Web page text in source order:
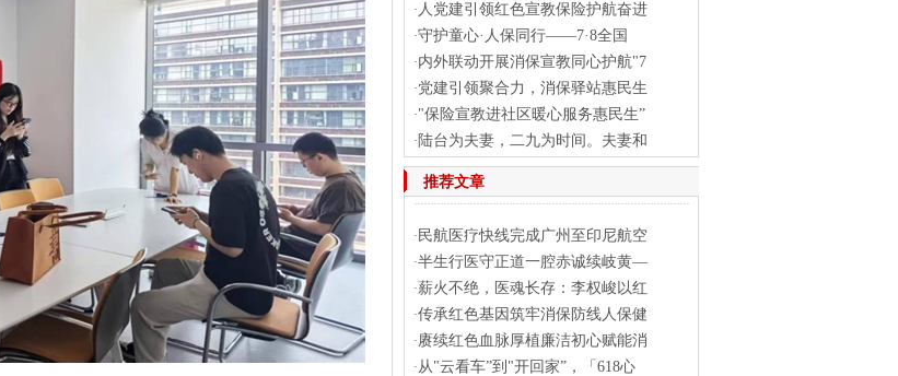
· 人党建引领红色宣教保险护航奋进
·守护童心·人保同行——7·8全国
·内外联动开展消保宣教同心护航"7
·党建引领聚合力，消保驿站惠民生
·"保险宣教进社区暖心服务惠民生”
· 陆台为夫妻，二九为时间。夫妻和
推荐文章
· 民航医疗快线完成广州至印尼航空
·半生行医守正道一腔赤诚续岐黄—
·薪火不绝，医魂长存：李权峻以红
·传承红色基因筑牢消保防线人保健
·赓续红色血脉厚植廉洁初心赋能消
·从"云看车”到"开回家”，「618心